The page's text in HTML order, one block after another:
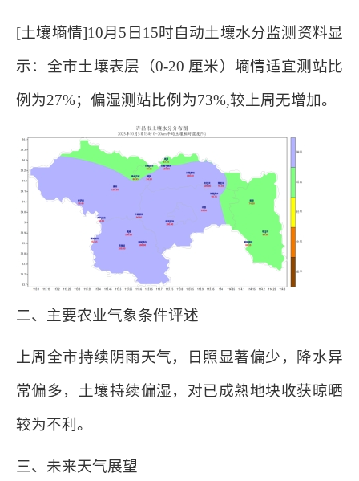
[土壤墒情]10月5日15时自动土壤水分监测资料显
示：全市土壤表层（0-20 厘米）墒情适宜测站比
例为27%；偏湿测站比例为73%,较上周无增加。
二、主要农业气象条件评述
上周全市持续阴雨天气，日照显著偏少，降水异
常偏多，土壤持续偏湿，对已成熟地块收获晾晒
较为不利。
三、未来天气展望